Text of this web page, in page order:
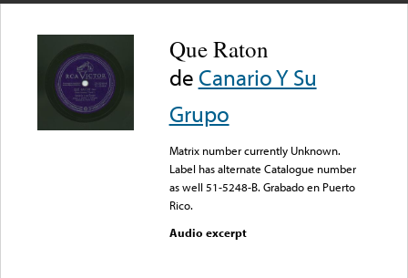
Que Raton
de Canario Y Su
Grupo
Matrix number currently Unknown.
Label has alternate Catalogue number
as well 51-5248-B. Grabado en Puerto
Rico.
Audio excerpt